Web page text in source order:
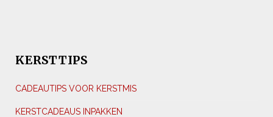
KERSTTIPS
CADEAUTIPS VOOR KERSTMIS
KERSTCADEAUS INPAKKEN